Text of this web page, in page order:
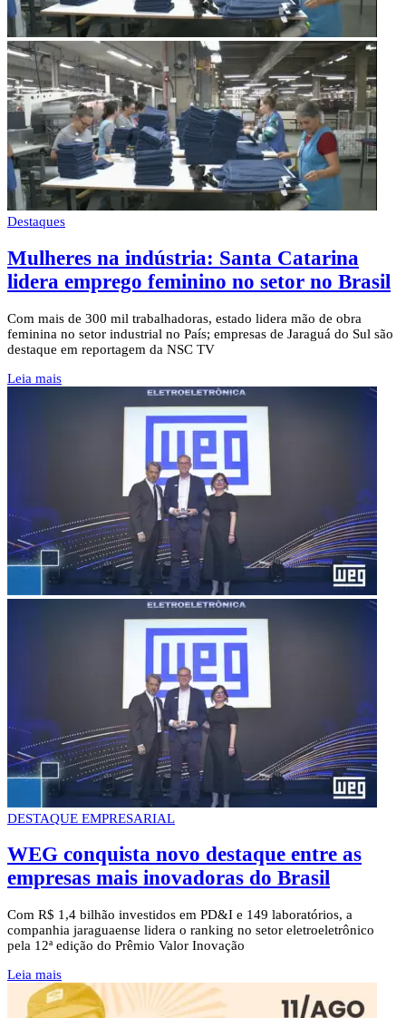
Destaques
Mulheres na indústria: Santa Catarina
lidera emprego feminino no setor no Brasil
Com mais de 300 mil trabalhadoras, estado lidera mão de obra
feminina no setor industrial no País; empresas de Jaraguá do Sul são
destaque em reportagem da NSC TV
Leia mais
DESTAQUE EMPRESARIAL
WEG conquista novo destaque entre as
empresas mais inovadoras do Brasil
Com R$ 1,4 bilhão investidos em PD&I e 149 laboratórios, a
companhia jaraguaense lidera o ranking no setor eletroeletrônico
pela 12ª edição do Prêmio Valor Inovação
Leia mais